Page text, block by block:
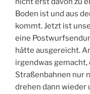
Boden ist und aus
kommt. Jetzt ist
eine
hätte ausgereicht.
irgendwas
Straßenbahnen nur
drehen dann wieder